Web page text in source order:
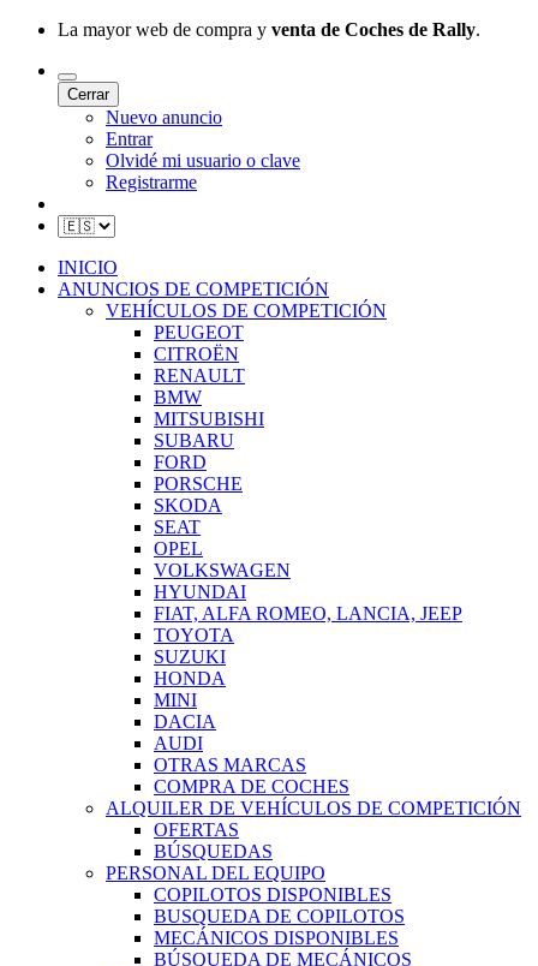
La mayor web de compra y venta de Coches de Rally.
Cerrar
Nuevo anuncio
Entrar
Olvidé mi usuario o clave
Registrarme
INICIO
ANUNCIOS DE COMPETICIÓN
VEHÍCULOS DE COMPETICIÓN
PEUGEOT
CITROËN
RENAULT
BMW
MITSUBISHI
SUBARU
FORD
PORSCHE
SKODA
SEAT
OPEL
VOLKSWAGEN
HYUNDAI
FIAT, ALFA ROMEO, LANCIA, JEEP
TOYOTA
SUZUKI
HONDA
MINI
DACIA
AUDI
OTRAS MARCAS
COMPRA DE COCHES
ALQUILER DE VEHÍCULOS DE COMPETICIÓN
OFERTAS
BÚSQUEDAS
PERSONAL DEL EQUIPO
COPILOTOS DISPONIBLES
BUSQUEDA DE COPILOTOS
MECÁNICOS DISPONIBLES
BÚSQUEDA DE MECÁNICOS